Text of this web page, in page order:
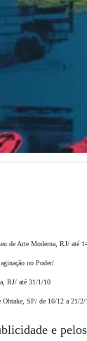
de Arte Moderna, RJ/ até
no Poder/
RJ/ até 31/1/10
Ohtake, SP/ de 16/12 a 21/2/
e